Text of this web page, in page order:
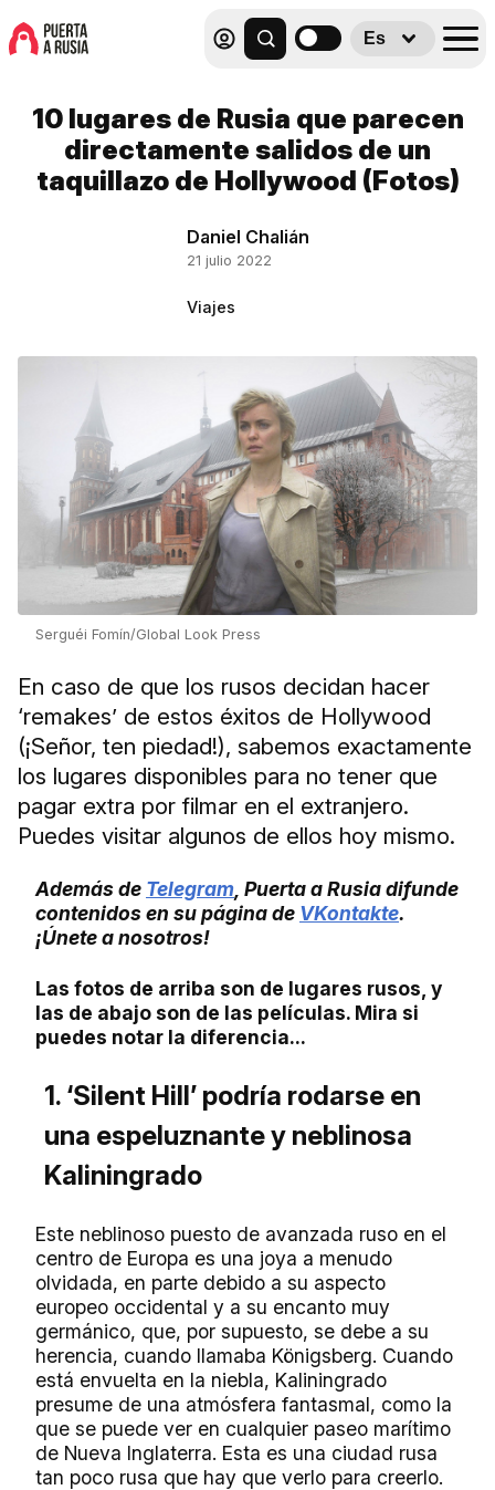
Es
10 lugares de Rusia que parecen
directamente salidos de un
taquillazo de Hollywood (Fotos)
Daniel Chalián
21 julio 2022
Viajes
Serguéi Fomín/Global Look Press
En caso de que los rusos decidan hacer
‘remakes’ de estos éxitos de Hollywood
(¡Señor, ten piedad!), sabemos exactamente
los lugares disponibles para no tener que
pagar extra por filmar en el extranjero.
Puedes visitar algunos de ellos hoy mismo.
Además de Telegram , Puerta a Rusia difunde
contenidos en su página de VKontakte.
¡Únete a nosotros!
Las fotos de arriba son de lugares rusos, y
las de abajo son de las películas. Mira si
puedes notar la diferencia...
1. ‘Silent Hill’ podría rodarse en
una espeluznante y neblinosa
Kaliningrado
Este neblinoso puesto de avanzada ruso en el
centro de Europa es una joya a menudo
olvidada, en parte debido a su aspecto
europeo occidental y a su encanto muy
germánico, que, por supuesto, se debe a su
herencia, cuando llamaba Königsberg. Cuando
está envuelta en la niebla, Kaliningrado
presume de una atmósfera fantasmal, como la
que se puede ver en cualquier paseo marítimo
de Nueva Inglaterra. Esta es una ciudad rusa
tan poco rusa que hay que verlo para creerlo.